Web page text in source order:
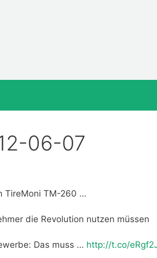
06-07
TireMoni TM-260 …
die Revolution nutzen müssen
Das muss … http://t.co/